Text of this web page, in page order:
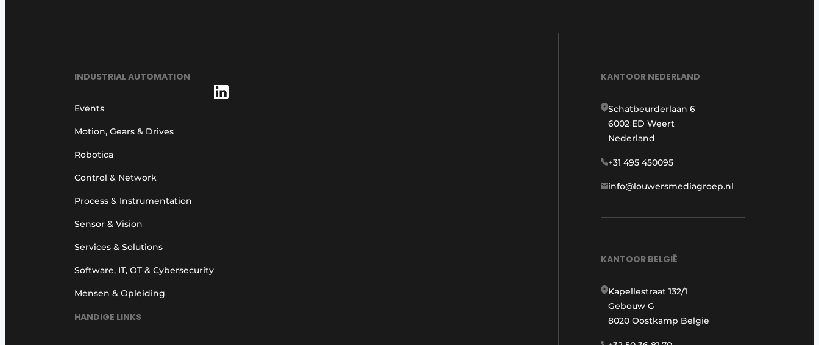
INDUSTRIAL AUTOMATION
Events
Motion, Gears & Drives
Robotica
Control & Network
Process & Instrumentation
Sensor & Vision
Services & Solutions
Software, IT, OT & Cybersecurity
Mensen & Opleiding
HANDIGE LINKS
KANTOOR NEDERLAND
Schatbeurderlaan 6
6002 ED Weert
Nederland
+31 495 450095
info@louwersmediagroep.nl
KANTOOR BELGIË
Kapellestraat 132/1
Gebouw G
8020 Oostkamp België